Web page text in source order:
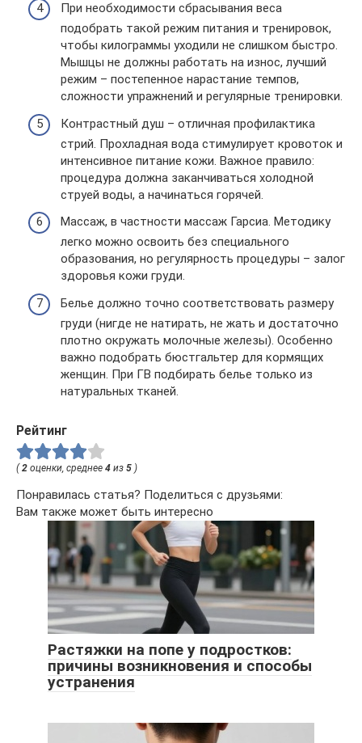
При необходимости сбрасывания веса
подобрать такой режим питания и тренировок,
чтобы килограммы уходили не слишком быстро.
Мышцы не должны работать на износ, лучший
режим – постепенное нарастание темпов,
сложности упражнений и регулярные тренировки.
Контрастный душ – отличная профилактика
стрий. Прохладная вода стимулирует кровоток и
интенсивное питание кожи. Важное правило:
процедура должна заканчиваться холодной
струей воды, а начинаться горячей.
Массаж, в частности массаж Гарсиа. Методику
легко можно освоить без специального
образования, но регулярность процедуры – залог
здоровья кожи груди.
Белье должно точно соответствовать размеру
груди (нигде не натирать, не жать и достаточно
плотно окружать молочные железы). Особенно
важно подобрать бюстгальтер для кормящих
женщин. При ГВ подбирать белье только из
натуральных тканей.
Рейтинг
( 2 оценки, среднее 4 из 5 )
Понравилась статья? Поделиться с друзьями:
Вам также может быть интересно
Растяжки на попе у подростков:
причины возникновения и способы
устранения